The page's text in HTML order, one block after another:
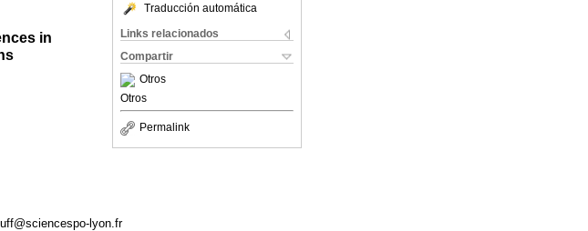
Traducción automática
Links relacionados
Compartir
Otros
Otros
Permalink
in
lyon.fr